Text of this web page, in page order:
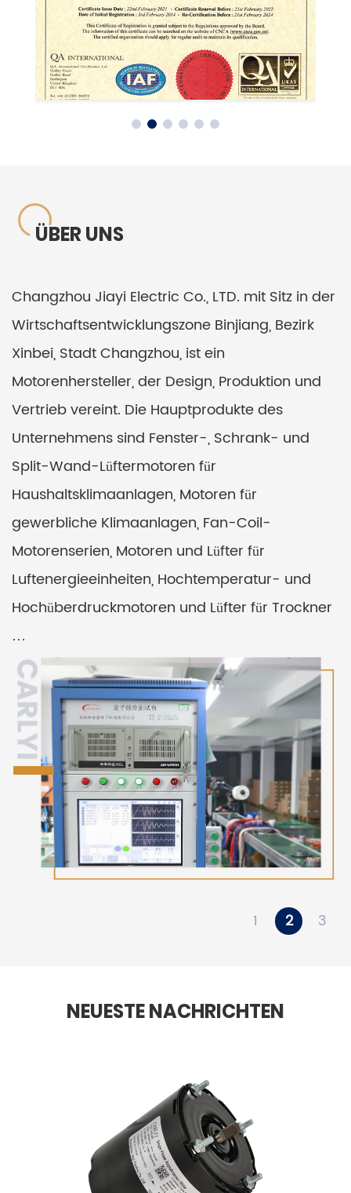
ÜBER UNS
Changzhou Jiayi Electric Co., LTD. mit Sitz in der
Wirtschaftsentwicklungszone Binjiang, Bezirk
Xinbei, Stadt Changzhou, ist ein
Motorenhersteller, der Design, Produktion und
Vertrieb vereint. Die Hauptprodukte des
Unternehmens sind Fenster-, Schrank- und
Split-Wand-Lüftermotoren für
Haushaltsklimaanlagen, Motoren für
gewerbliche Klimaanlagen, Fan-Coil-
Motorenserien, Motoren und Lüfter für
Luftenergieeinheiten, Hochtemperatur- und
Hochüberdruckmotoren und Lüfter für Trockner
…
1 2 3
NEUESTE NACHRICHTEN